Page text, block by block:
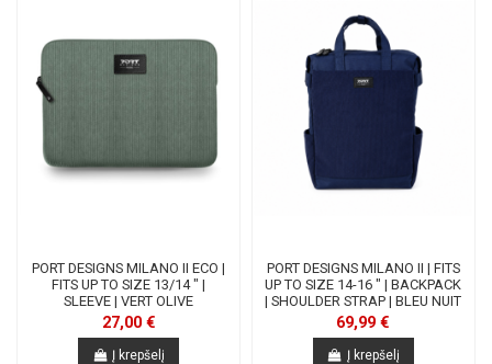
PORT DESIGNS MILANO II ECO |
FITS UP TO SIZE 13/14 " |
SLEEVE | VERT OLIVE
27,00 €
Į krepšelį
PORT DESIGNS MILANO II | FITS
UP TO SIZE 14-16 " | BACKPACK
| SHOULDER STRAP | BLEU NUIT
69,99 €
Į krepšelį